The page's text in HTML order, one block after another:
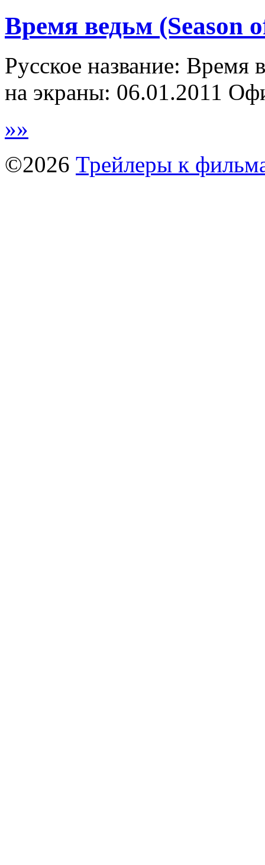
Время ведьм (Season
Русское название:
на экраны: 06.01.2011
»»
©2026 Трейлеры к